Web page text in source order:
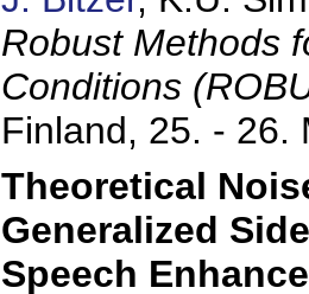
Robust Methods
Conditions
Finland, 25. - 26.
Theoretical
Generalized
Speech